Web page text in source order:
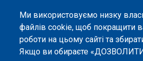
Ми використовуємо низку
файлів cookie, щоб покращити
роботи на цьому сайті та
Якщо ви обираєте